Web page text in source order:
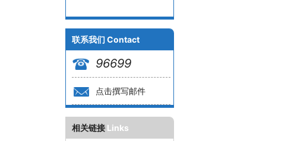
联系我们Contact
96699
点击撰写邮件
相关链接 Links